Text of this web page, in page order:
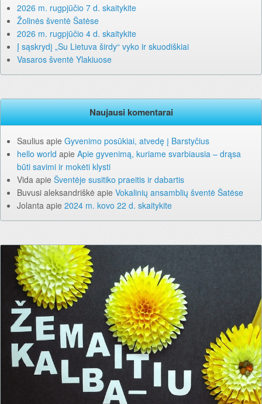
2026 m. rugpjūčio 7 d. skaitykite
Žolinės šventė Šatėse
2026 m. rugpjūčio 4 d. skaitykite
Į sąskrydį „Su Lietuva širdy“ vyko ir skuodiškiai
Vasaros šventė Ylakiuose
Naujausi komentarai
Saulius apie Gyvenimo posūkiai, atvedę į Barstyčius
hello world apie Apie gyvenimą, kuriame svarbiausia – drąsa
būti savimi ir mokėti klysti
Vida apie Šventėje susitiko praeitis ir dabartis
Buvusi aleksandriškė apie Vokalinių ansamblių šventė Šatėse
Jolanta apie 2024 m. kovo 22 d. skaitykite